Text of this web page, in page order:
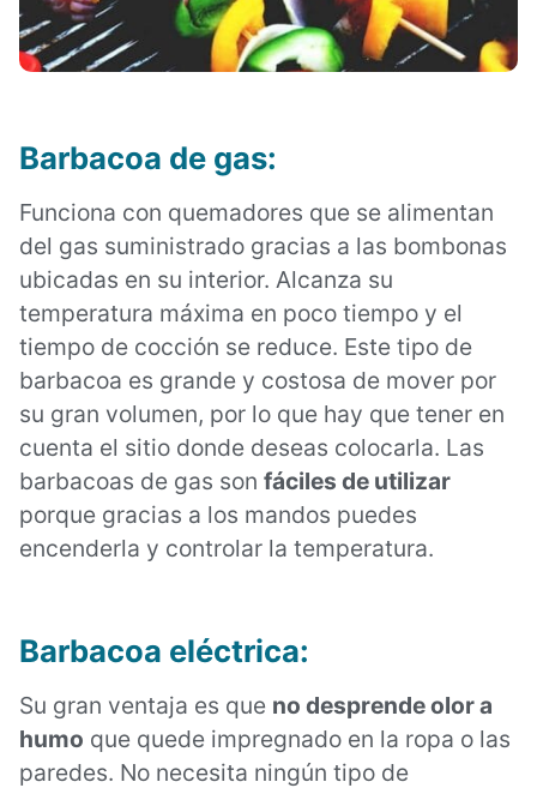
Barbacoa de gas:
Funciona con quemadores que se alimentan
del gas suministrado gracias a las bombonas
ubicadas en su interior. Alcanza su
temperatura máxima en poco tiempo y el
tiempo de cocción se reduce. Este tipo de
barbacoa es grande y costosa de mover por
su gran volumen, por lo que hay que tener en
cuenta el sitio donde deseas colocarla. Las
barbacoas de gas son fáciles de utilizar
porque gracias a los mandos puedes
encenderla y controlar la temperatura.
Barbacoa eléctrica:
Su gran ventaja es que no desprende olor a
humo que quede impregnado en la ropa o las
paredes. No necesita ningún tipo de